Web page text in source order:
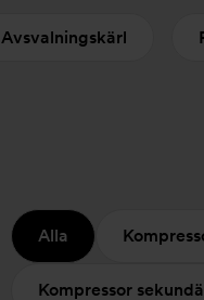
Avsvalningskärl
Alla
Kompressor